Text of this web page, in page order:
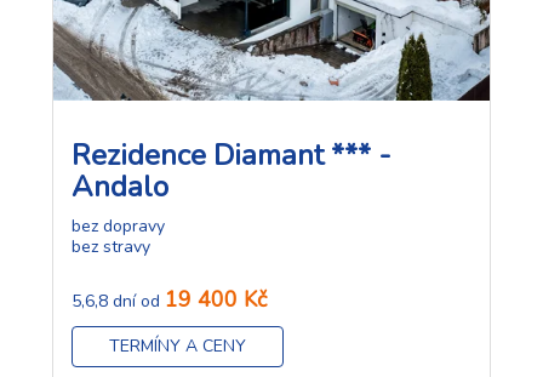
Rezidence Diamant *** -
Andalo
bez dopravy
bez stravy
5,6,8 dní od 19 400 Kč
TERMÍNY A CENY